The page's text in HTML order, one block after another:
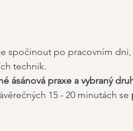
spočinout po pracovním
technik.
ásánová praxe a vybraný
15 - 20 minutách se